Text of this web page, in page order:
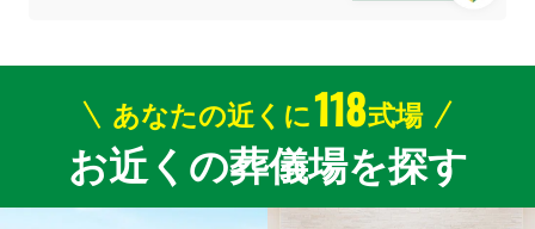
あなたの近くに118式場
お近くの葬儀場を探す